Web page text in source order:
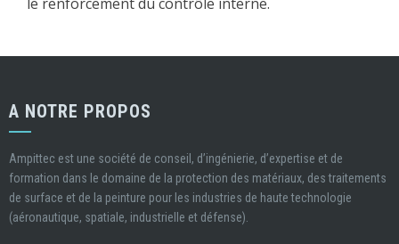
A NOTRE PROPOS
Ampittec est une société de conseil, d’ingénierie, d’expertise et de
formation dans le domaine de la protection des matériaux, des traitements
de surface et de la peinture pour les industries de haute technologie
(aéronautique, spatiale, industrielle et défense).